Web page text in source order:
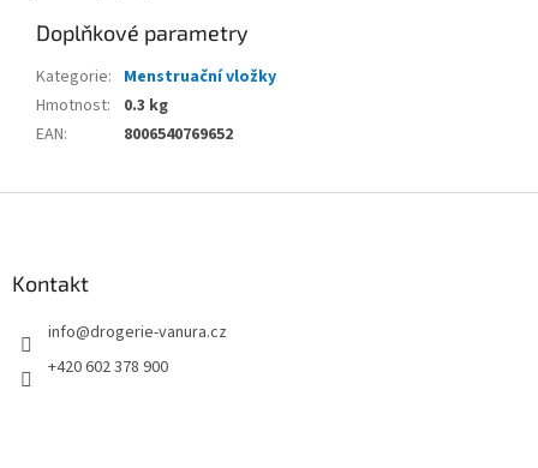
Doplňkové parametry
Kategorie: Menstruační vložky
Hmotnost:
0.3 kg
EAN: 8006540769652
Kontakt
info@drogerie-vanura.cz
+420 602 378 900